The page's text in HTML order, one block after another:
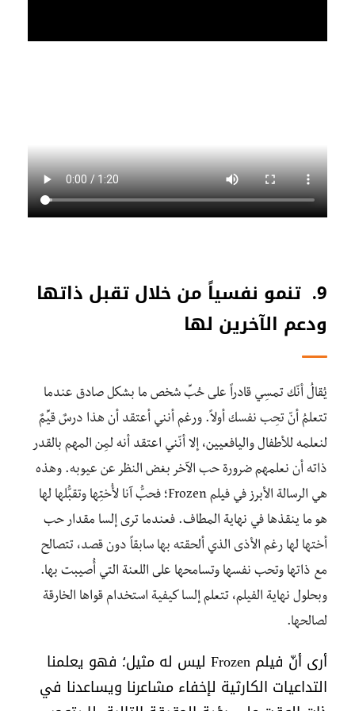
9. تنمو نفسياً من خلال تقبل ذاتها
ودعم الآخرين لها
يُقالُ أنّك تمسِي قادراً على حُبِّ شخص ما بشكل صادق عندما
تتعلمُ أنّ تحِب نفسك أولاً. ورغم أنني أعتقد أن هذا درسٌ قيِّمٌ
لنعلمه للأطفال واليافعيين، إلا أنّني اعتقد أنه لمِن المهم بالقدر
ذاته أن نعلمهم ضرورة حب الآخر بغض النظر عن عيوبه. وهذه
هي الرسالة الأبرز في فيلم Frozen؛ فحبُّ آنا لأُختِها وتقبُّلها لها
هو ما ينقذها في نهاية المطاف. فعندما ترى إلسا مقدار حب
أختها لها رغم الأذى الذي ألحقته بها سابقاً دون قصد، تتصالح
مع ذاتها وتحب نفسها وتسامحها على اللعنة التي أُصيبت بها.
وبحلول نهاية الفيلم، تتعلم إلسا كيفية استخدام قواها الخارقة
لصالحها.
أرى أنّ فيلم Frozen ليس له مثيل؛ فهو يعلمنا
التداعيات الكارثية لإخفاء مشاعرنا ويساعدنا في